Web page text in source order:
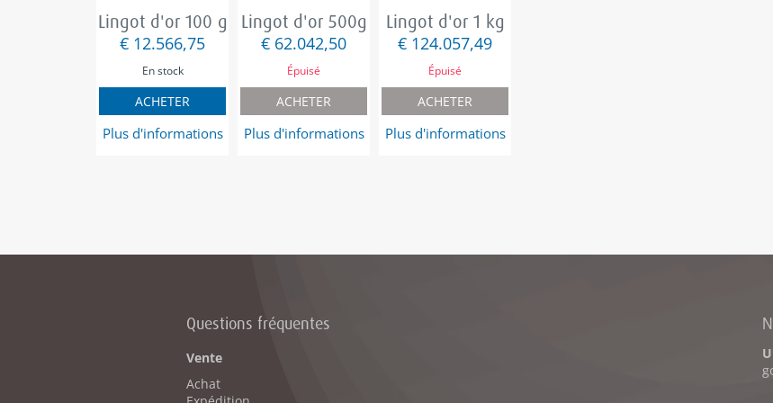
Lingot d'or 100 g
€ 12.566,75
En stock
ACHETER
Plus d'informations
Lingot d'or 500g
€ 62.042,50
Épuisé
ACHETER
Plus d'informations
Lingot d'or 1 kg
€ 124.057,49
Épuisé
ACHETER
Plus d'informations
Questions fréquentes
Vente
Achat